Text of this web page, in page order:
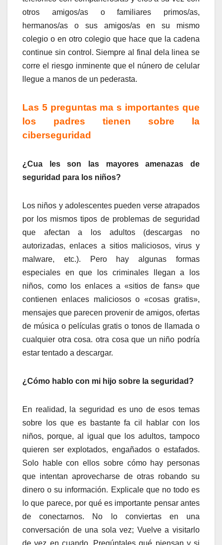
otros amigos/as o familiares primos/as,
hermanos/as o sus amigos/as en su mismo
colegio o en otro colegio que hace que la cadena
continue sin control. Siempre al final dela linea se
corre el riesgo inminente que el núnero de celular
llegue a manos de un pederasta.
Las 5 preguntas ma s importantes que
los padres tienen sobre la
ciberseguridad
¿Cua les son las mayores amenazas de
seguridad para los niños?
Los niños y adolescentes pueden verse atrapados
por los mismos tipos de problemas de seguridad
que afectan a los adultos (descargas no
autorizadas, enlaces a sitios maliciosos, virus y
malware, etc.). Pero hay algunas formas
especiales en que los criminales llegan a los
niños, como los enlaces a «sitios de fans» que
contienen enlaces maliciosos o «cosas gratis»,
mensajes que parecen provenir de amigos, ofertas
de música o películas gratis o tonos de llamada o
cualquier otra cosa. otra cosa que un niño podría
estar tentado a descargar.
¿Cómo hablo con mi hijo sobre la seguridad?
En realidad, la seguridad es uno de esos temas
sobre los que es bastante fa cil hablar con los
niños, porque, al igual que los adultos, tampoco
quieren ser explotados, engañados o estafados.
Solo hable con ellos sobre cómo hay personas
que intentan aprovecharse de otras robando su
dinero o su información. Explicale que no todo es
lo que parece, por qué es importante pensar antes
de conectarnos. No lo conviertas en una
conversación de una sola vez; Vuelve a visitarlo
de vez en cuando. Pregúntales qué piensan y si